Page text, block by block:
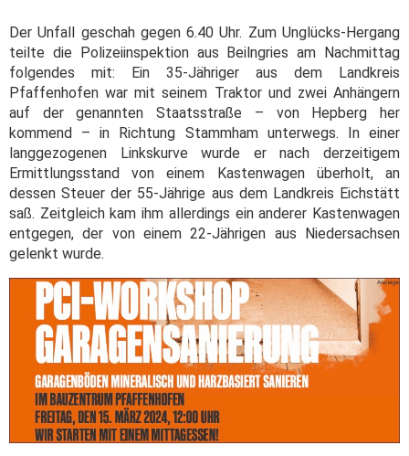
Der Unfall geschah gegen 6.40 Uhr. Zum Unglücks-Hergang
teilte die Polizeiinspektion aus Beilngries am Nachmittag
folgendes mit: Ein 35-Jähriger aus dem Landkreis
Pfaffenhofen war mit seinem Traktor und zwei Anhängern
auf der genannten Staatsstraße – von Hepberg her
kommend – in Richtung Stammham unterwegs. In einer
langgezogenen Linkskurve wurde er nach derzeitigem
Ermittlungsstand von einem Kastenwagen überholt, an
dessen Steuer der 55-Jährige aus dem Landkreis Eichstätt
saß. Zeitgleich kam ihm allerdings ein anderer Kastenwagen
entgegen, der von einem 22-Jährigen aus Niedersachsen
gelenkt wurde.